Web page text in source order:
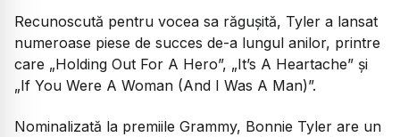
Recunoscută pentru vocea sa răgușită, Tyler a lansat
numeroase piese de succes de-a lungul anilor, printre
care „Holding Out For A Hero”, „It’s A Heartache” și
„If You Were A Woman (And I Was A Man)”.
Nominalizată la premiile Grammy, Bonnie Tyler are un